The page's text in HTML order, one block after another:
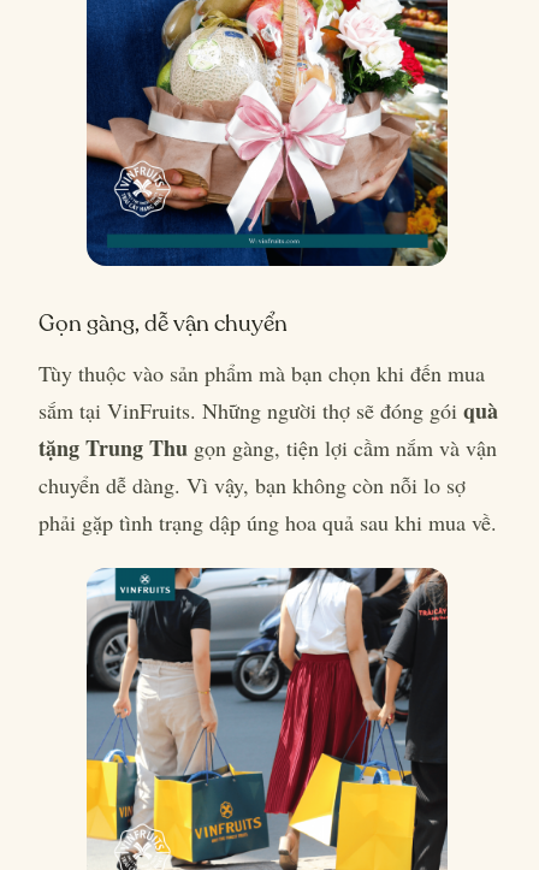
Gọn gàng, dễ vận chuyển
Tùy thuộc vào sản phẩm mà bạn chọn khi đến mua
sắm tại VinFruits. Những người thợ sẽ đóng gói quà
tặng Trung Thu gọn gàng, tiện lợi cầm nắm và vận
chuyển dễ dàng. Vì vậy, bạn không còn nỗi lo sợ
phải gặp tình trạng dập úng hoa quả sau khi mua về.